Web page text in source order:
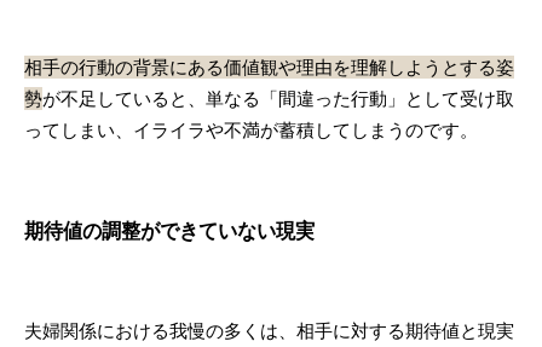
相手の行動の背景にある価値観や理由を理解しようとする姿
勢が不足していると、単なる「間違った行動」として受け取
ってしまい、イライラや不満が蓄積してしまうのです。
期待値の調整ができていない現実
夫婦関係における我慢の多くは、相手に対する期待値と現実